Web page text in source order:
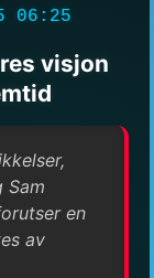
06:25
visjon
Sam
en
av